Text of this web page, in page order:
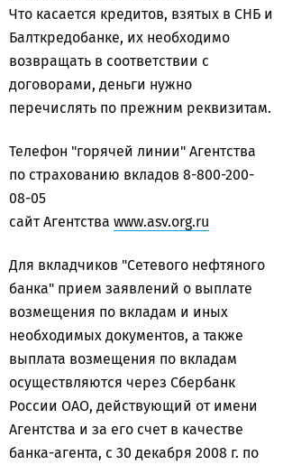
Что касается кредитов, взятых в СНБ и
Балткредобанке, их необходимо
возвращать в соответствии с
договорами, деньги нужно
перечислять по прежним реквизитам.
Телефон "горячей линии" Агентства
по страхованию вкладов 8-800-200-
08-05
сайт Агентства www.asv.org.ru
Для вкладчиков "Сетевого нефтяного
банка" прием заявлений о выплате
возмещения по вкладам и иных
необходимых документов, а также
выплата возмещения по вкладам
осуществляются через Сбербанк
России ОАО, действующий от имени
Агентства и за его счет в качестве
банка-агента, с 30 декабря 2008 г. по